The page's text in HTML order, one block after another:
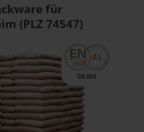
für
(PLZ 74547)
DE303